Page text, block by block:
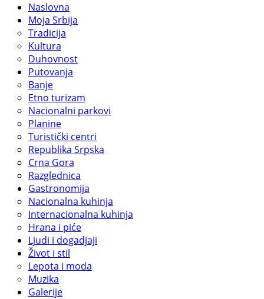
Naslovna
Moja Srbija
Tradicija
Kultura
Duhovnost
Putovanja
Banje
Etno turizam
Nacionalni parkovi
Planine
Turistički centri
Republika Srpska
Crna Gora
Razglednica
Gastronomija
Nacionalna kuhinja
Internacionalna kuhinja
Hrana i piće
Ljudi i dogadjaji
Život i stil
Lepota i moda
Muzika
Galerije